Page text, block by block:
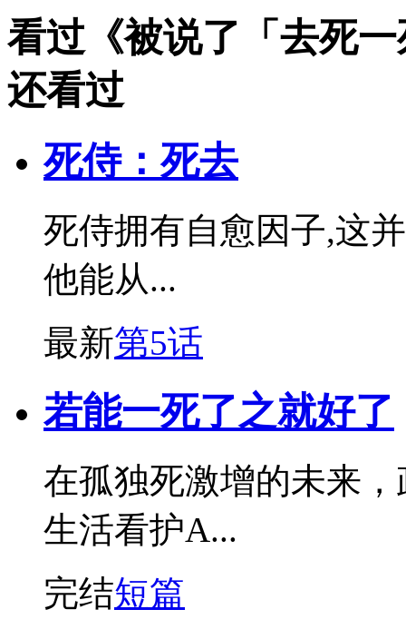
看过《被说了「去死
还看过
死侍：死去
死侍拥有自愈因子,这
他能从...
最新第5话
若能一死了之就好了
在孤独死激增的未来
生活看护A...
完结短篇